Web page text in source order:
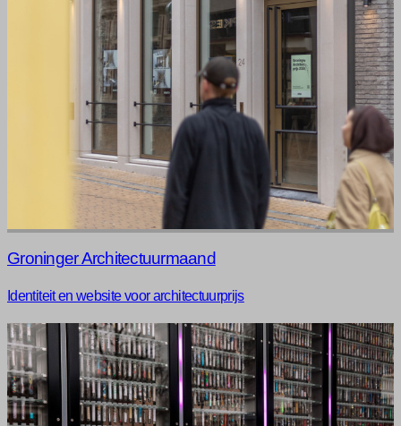
Groninger Architectuurmaand
Identiteit en website voor architectuurprijs